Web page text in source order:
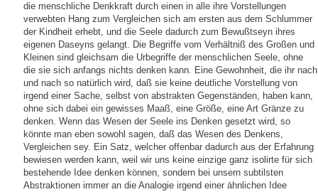
die menschliche Denkkraft durch einen in alle ihre Vorstellungen
verwebten Hang zum Vergleichen sich am ersten aus dem Schlummer
der Kindheit erhebt, und die Seele dadurch zum Bewußtseyn ihres
eigenen Daseyns gelangt. Die Begriffe vom Verhältniß des Großen und
Kleinen sind gleichsam die Urbegriffe der menschlichen Seele, ohne
die sie sich anfangs nichts denken kann. Eine Gewohnheit, die ihr nach
und nach so natürlich wird, daß sie keine deutliche Vorstellung von
irgend einer Sache, selbst von abstrakten Gegenständen, haben kann,
ohne sich dabei ein gewisses Maaß, eine Größe, eine Art Gränze zu
denken. Wenn das Wesen der Seele ins Denken gesetzt wird, so
könnte man eben sowohl sagen, daß das Wesen des Denkens,
Vergleichen sey. Ein Satz, welcher offenbar dadurch aus der Erfahrung
bewiesen werden kann, weil wir uns keine einzige ganz isolirte für sich
bestehende Idee denken können, sondern bei unsern subtilsten
Abstraktionen immer an die Analogie irgend einer ähnlichen Idee